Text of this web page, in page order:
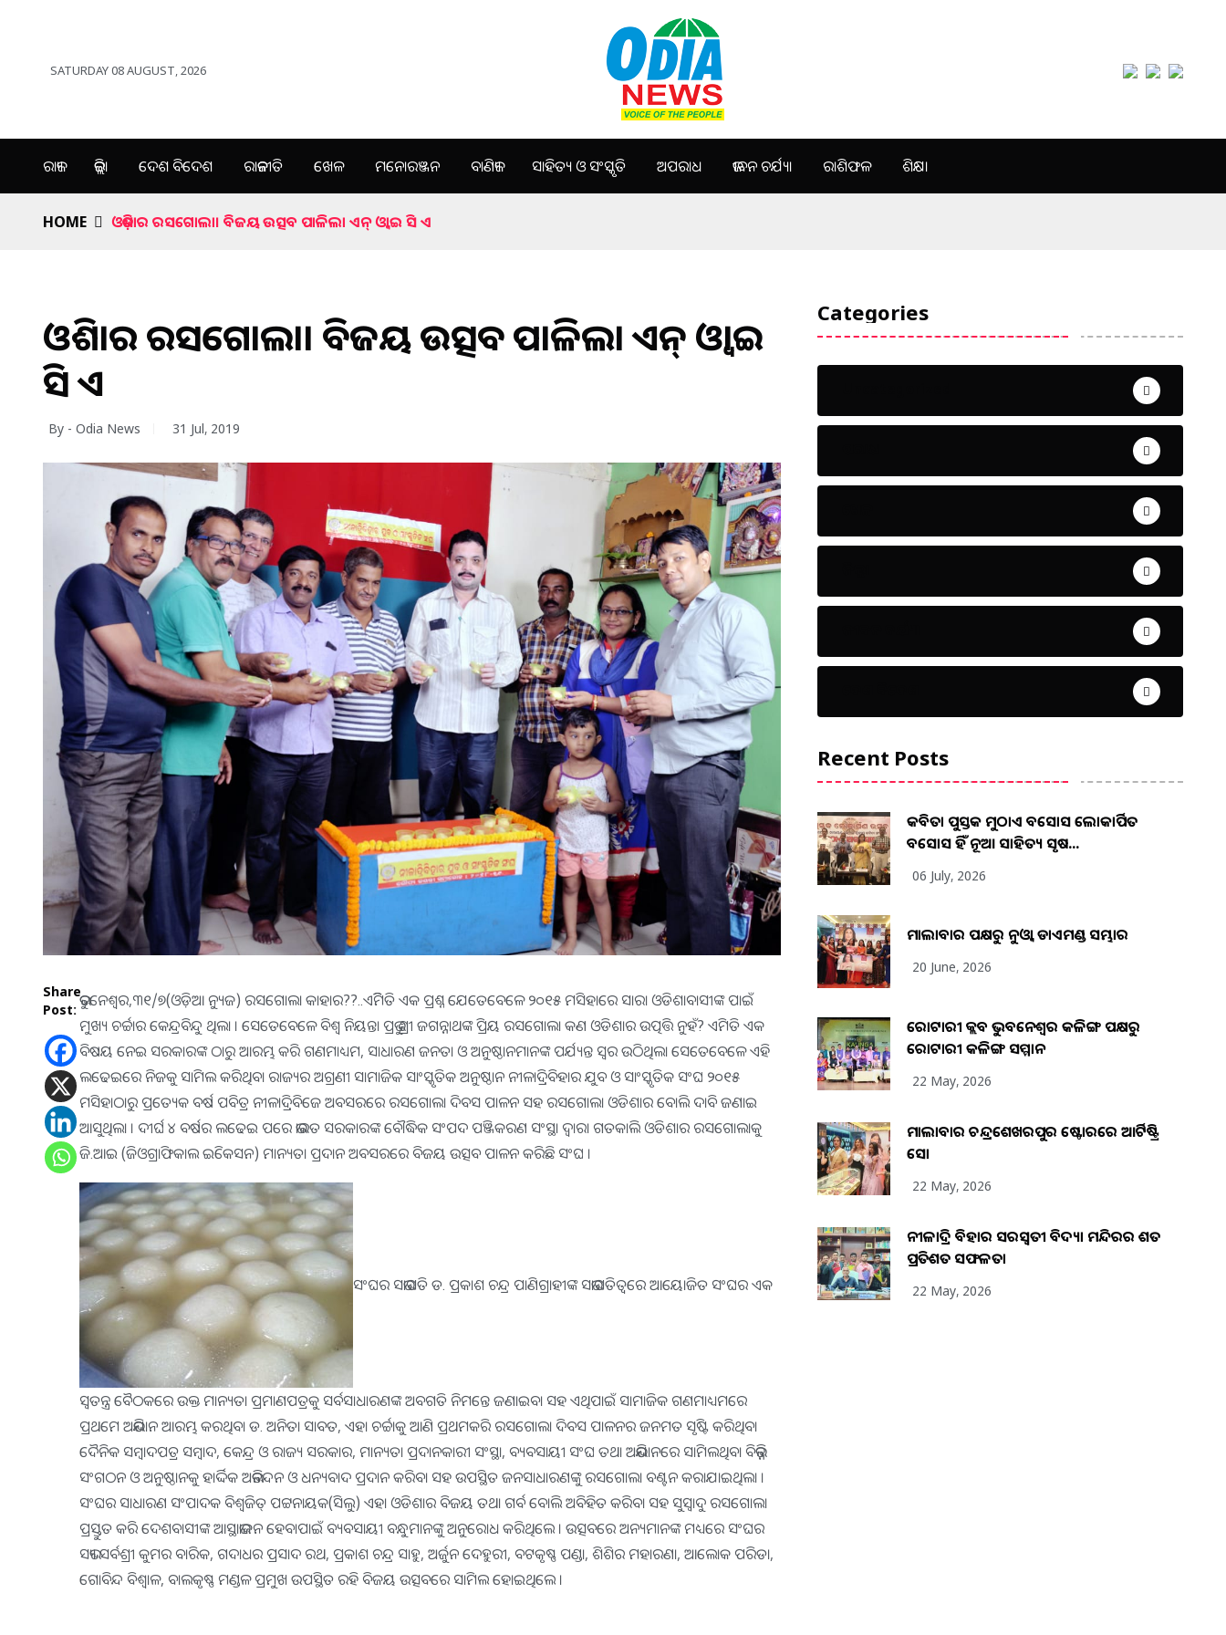
SATURDAY 08 AUGUST, 2026
ରାଜ୍ୟ ଜିଲ୍ଲା ଦେଶ ବିଦେଶ ରାଜନୀତି ଖେଳ ମନୋରଞ୍ଜନ ବାଣିଜ୍ୟ ସାହିତ୍ୟ ଓ ସଂସ୍କୃତି ଅପରାଧ ଜୀବନ ଚର୍ଯ୍ୟା ରାଶିଫଳ ଶିକ୍ଷା
HOME ଓଡ଼ିଶାର ରସଗୋଲା। ବିଜୟ ଉତ୍ସବ ପାଳିଲା ଏନ୍ ଓ୍ବାଇ ସି ଏ
ଓଡ଼ିଶାର ରସଗୋଲା। ବିଜୟ ଉତ୍ସବ ପାଳିଲା ଏନ୍ ଓ୍ବାଇ
ସି ଏ
By - Odia News 31 Jul, 2019
Share
Post:
ଭୁବନେଶ୍ୱର,୩୧/୭(ଓଡ଼ିଆ ନ୍ୟୁଜ) ରସଗୋଲା କାହାର??..ଏମିିତି ଏକ ପ୍ରଶ୍ନ ଯେତେବେଳେ ୨୦୧୫ ମସିହାରେ ସାରା ଓଡିଶାବାସୀଙ୍କ ପାଇଁ
ମୁଖ୍ୟ ଚର୍ଚ୍ଚାର କେନ୍ଦ୍ରବିନ୍ଦୁ ଥିଲା । ସେତେବେଳେ ବିଶ୍ୱ ନିୟନ୍ତା ପ୍ରଭୁ ଶ୍ରୀ ଜଗନ୍ନାଥଙ୍କ ପ୍ରିୟ ରସଗୋଲା କଣ ଓଡିଶାର ଉତ୍ପତ୍ତି ନୁହଁ? ଏମିତି ଏକ
ବିଷୟ ନେଇ ସରକାରଙ୍କ ଠାରୁ ଆରମ୍ଭ କରି ଗଣମାଧ୍ୟମ, ସାଧାରଣ ଜନତା ଓ ଅନୁଷ୍ଠାନମାନଙ୍କ ପର୍ଯ୍ୟନ୍ତ ସ୍ୱର ଉଠିଥିଲା ସେତେବେଳେ ଏହି
ଲଢେଇରେ ନିଜକୁ ସାମିଲ କରିଥିବା ରାଜ୍ୟର ଅଗ୍ରଣୀ ସାମାଜିକ ସାଂସ୍କୃତିକ ଅନୁଷ୍ଠାନ ନୀଳାଦ୍ରିବିହାର ଯୁବ ଓ ସାଂସ୍କୃତିକ ସଂଘ ୨୦୧୫
ମସିହାଠାରୁ ପ୍ରତ୍ୟେକ ବର୍ଷ ପବିତ୍ର ନୀଳାଦ୍ରିବିଜେ ଅବସରରେ ରସଗୋଲା ଦିବସ ପାଳନ ସହ ରସଗୋଲା ଓଡିଶାର ବୋଲି ଦାବି ଜଣାଇ
ଆସୁଥିଲା । ଦୀର୍ଘ ୪ ବର୍ଷର ଲଢେଇ ପରେ ଭାରତ ସରକାରଙ୍କ ବୌଦ୍ଧିକ ସଂପଦ ପଞ୍ଜିକରଣ ସଂସ୍ଥା ଦ୍ୱାରା ଗତକାଲି ଓଡିଶାର ରସଗୋଲାକୁ
ଜି.ଆଇ (ଜିଓଗ୍ରାଫିକାଲ ଇିକେସନ) ମାନ୍ୟତା ପ୍ରଦାନ ଅବସରରେ ବିଜୟ ଉତ୍ସବ ପାଳନ କରିଛି ସଂଘ ।
ସଂଘର ସଭାପତି ଡ. ପ୍ରକାଶ ଚନ୍ଦ୍ର ପାଣିଗ୍ରାହୀଙ୍କ ସଭାପତିତ୍ୱରେ ଆୟୋଜିତ ସଂଘର ଏକ
ସ୍ୱତନ୍ତ୍ର ବୈଠକରେ ଉକ୍ତ ମାନ୍ୟତା ପ୍ରମାଣପତ୍ରକୁ ସର୍ବସାଧାରଣଙ୍କ ଅବଗତି ନିମନ୍ତେ ଜଣାଇବା ସହ ଏଥିପାଇଁ ସାମାଜିକ ଗଣମାଧ୍ୟମରେ
ପ୍ରଥମେ ଅଭିଯାନ ଆରମ୍ଭ କରଥିବା ଡ. ଅନିତା ସାବତ, ଏହା ଚର୍ଚ୍ଚାକୁ ଆଣି ପ୍ରଥମକରି ରସଗୋଲା ଦିବସ ପାଳନର ଜନମତ ସୃଷ୍ଟି କରିଥିବା
ଦୈନିକ ସମ୍ବାଦପତ୍ର ସମ୍ବାଦ, କେନ୍ଦ୍ର ଓ ରାଜ୍ୟ ସରକାର, ମାନ୍ୟତା ପ୍ରଦାନକାରୀ ସଂସ୍ଥା, ବ୍ୟବସାୟୀ ସଂଘ ତଥା ଅଭିଯାନରେ ସାମିଲଥିବା ବିଭିନ୍ନ
ସଂଗଠନ ଓ ଅନୁଷ୍ଠାନକୁ ହାର୍ଦ୍ଦିକ ଅଭିନନ୍ଦନ ଓ ଧନ୍ୟବାଦ ପ୍ରଦାନ କରିବା ସହ ଉପସ୍ଥିତ ଜନସାଧାରଣଙ୍କୁ ରସଗୋଲା ବଣ୍ଟନ କରାଯାଇଥିଲା ।
ସଂଘର ସାଧାରଣ ସଂପାଦକ ବିଶ୍ୱଜିତ୍ ପଟ୍ଟନାୟକ(ସିଲୁ) ଏହା ଓଡିଶାର ବିଜୟ ତଥା ଗର୍ବ ବୋଲି ଅବିହିତ କରିବା ସହ ସୁସ୍ୱାଦୁ ରସଗୋଲା
ପ୍ରସ୍ତୁତ କରି ଦେଶବାସୀଙ୍କ ଆସ୍ଥାଭାଜନ ହେବାପାଇଁ ବ୍ୟବସାୟୀ ବନ୍ଧୁମାନଙ୍କୁ ଅନୁରୋଧ କରିଥିଲେ । ଉତ୍ସବରେ ଅନ୍ୟମାନଙ୍କ ମଧ୍ୟରେ ସଂଘର
ସଭ୍ୟ ସର୍ବଶ୍ରୀ କୁମର ବାରିକ, ଗଦାଧର ପ୍ରସାଦ ରଥ, ପ୍ରକାଶ ଚନ୍ଦ୍ର ସାହୁ, ଅର୍ଜୁନ ଦେହୁରୀ, ବଟକୃଷ୍ଣ ପଣ୍ଡା, ଶିଶିର ମହାରଣା, ଆଲୋକ ପରିଡା,
ଗୋବିନ୍ଦ ବିଶ୍ୱାଳ, ବାଲକୃଷ୍ଣ ମଣ୍ଡଳ ପ୍ରମୁଖ ଉପସ୍ଥିତ ରହି ବିଜୟ ଉତ୍ସବରେ ସାମିଲ ହୋଇଥିଲେ ।
Categories
Recent Posts
କବିତା ପୁସ୍ତକ ମୁଠାଏ ଅବସୋସ ଲୋକାର୍ପିତ
ଅବସୋସ ହିଁ ନୂଆ ସାହିତ୍ୟ ସୃଷ...
06 July, 2026
ମାଲାବାର ପକ୍ଷରୁ ନୁଓ୍ବା ଡାଏମଣ୍ଡ ସମ୍ଭାର
20 June, 2026
ରୋଟାରୀ କ୍ଲବ ଭୁବନେଶ୍ୱର କଳିଙ୍ଗ ପକ୍ଷରୁ
ରୋଟାରୀ କଳିଙ୍ଗ ସମ୍ମାନ
22 May, 2026
ମାଲାବାର ଚନ୍ଦ୍ରଶେଖରପୁର ଷ୍ଟୋରରେ ଆର୍ଟିଷ୍ଟ୍ରି
ସୋ
22 May, 2026
ନୀଳାଦ୍ରି ବିହାର ସରସ୍ୱତୀ ବିଦ୍ୟା ମନ୍ଦିରର ଶତ
ପ୍ରତିଶତ ସଫଳତା
22 May, 2026